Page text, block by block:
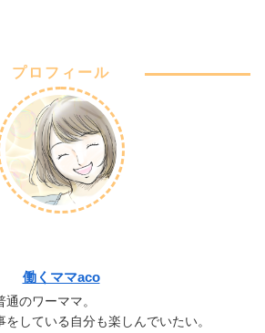
プロフィール
働くママaco
のワーママ。
している自分も楽しんでいたい。